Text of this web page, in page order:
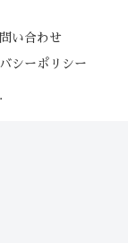
い合わせ
シーポリシー